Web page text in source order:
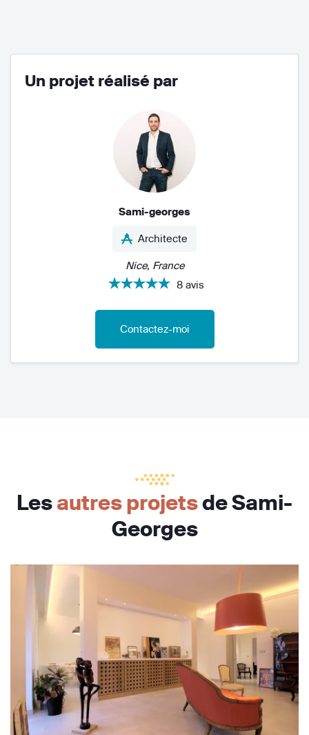
Un projet réalisé par
Sami-georges
Architecte
Nice, France
8 avis
Contactez-moi
Lesautres projetsde Sami-
Georges